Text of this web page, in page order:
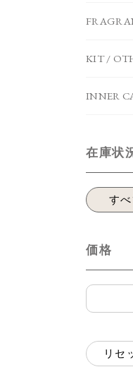
KIT /
INNER
在庫状
すべ
価格
リセ